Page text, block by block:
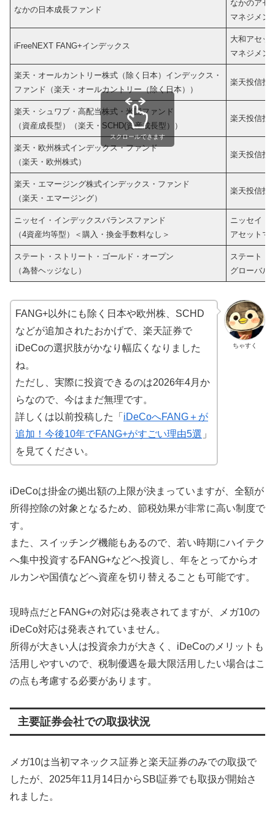
なかの日本成長ファンド
なかのアセ
マネジメン
iFreeNEXT FANG+インデックス
大和アセッ
マネジメン
楽天・オールカントリー株式（除く日本）インデックス・
ファンド（楽天・オールカントリー（除く日本））
楽天投信投
楽天・シュワブ・高配当株式・米国ファンド
（資産成長型）（楽天・SCHD(資産成長型））
楽天投信投
楽天・欧州株式インデックス・ファンド
（楽天・欧州株式）
楽天投信投
楽天・エマージング株式インデックス・ファンド
（楽天・エマージング）
楽天投信投
ニッセイ・インデックスバランスファンド
（4資産均等型）＜購入・換金手数料なし＞
ニッセイ
アセットマ
ステート・ストリート・ゴールド・オープン
（為替ヘッジなし）
ステート・
グローバル
スクロールできます
ちゃすく
FANG+以外にも除く日本や欧州株、SCHD
などが追加されたおかげで、楽天証券で
iDeCoの選択肢がかなり幅広くなりました
ね。
ただし、実際に投資できるのは2026年4月か
らなので、今はまだ無理です。
詳しくは以前投稿した「 iDeCoへFANG＋が
追加！今後10年でFANG+がすごい理由5選 」
を見てください。
iDeCoは掛金の拠出額の上限が決まっていますが、全額が
所得控除の対象となるため、節税効果が非常に高い制度で
す。
また、スイッチング機能もあるので、若い時期にハイテク
へ集中投資するFANG+などへ投資し、年をとってからオ
ルカンや国債などへ資産を切り替えることも可能です。
現時点だとFANG+の対応は発表されてますが、メガ10の
iDeCo対応は発表されていません。
所得が大きい人は投資余力が大きく、iDeCoのメリットも
活用しやすいので、税制優遇を最大限活用したい場合はこ
の点も考慮する必要があります。
主要証券会社での取扱状況
メガ10は当初マネックス証券と楽天証券のみでの取扱で
したが、2025年11月14日からSBI証券でも取扱が開始さ
れました。